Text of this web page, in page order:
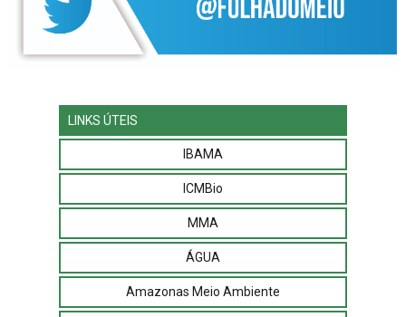
LINKS ÚTEIS
IBAMA
ICMBio
MMA
ÁGUA
Amazonas Meio Ambiente